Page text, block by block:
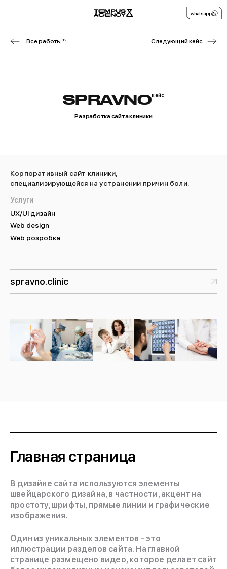
whatsapp
Все работы 12 Следующий кейс
SPRAVNOкейс
Разработка сайта клиники
Корпоративный сайт клиники,
специализирующейся на устранении причин боли.
spravno.clinic
Услуги
UX/UI дизайн
Web design
Web розробка
Главная страница
В дизайне сайта используются элементы
швейцарского дизайна, в частности, акцент на
простоту, шрифты, прямые линии и графические
изображения.
Один из уникальных элементов - это
иллюстрации разделов сайта. На главной
странице размещено видео, которое делает сайт